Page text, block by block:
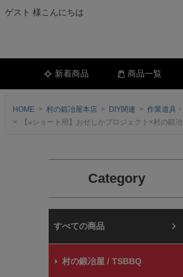
ゲスト 様こんにちは
新着商品 商品一覧
HOME 村の鍛冶屋本店 DIY関連 作業道具
【※ショート用】おぜしかプロジェクト×村の
Category
村の鍛冶屋本店
村の鍛冶屋 / TSBBQ